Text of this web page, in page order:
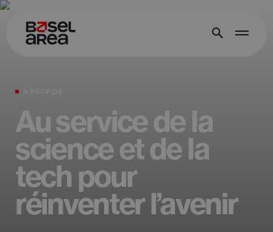
Au service de la
science et de la
tech pour
réinventer l’avenir